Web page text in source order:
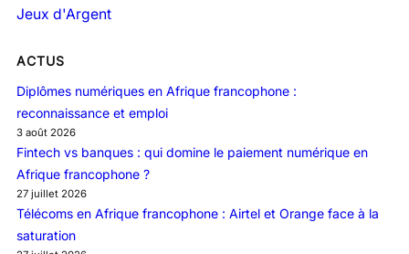
Jeux d'Argent
ACTUS
Diplômes numériques en Afrique francophone :
reconnaissance et emploi
3 août 2026
Fintech vs banques : qui domine le paiement numérique en
Afrique francophone ?
27 juillet 2026
Télécoms en Afrique francophone : Airtel et Orange face à la
saturation